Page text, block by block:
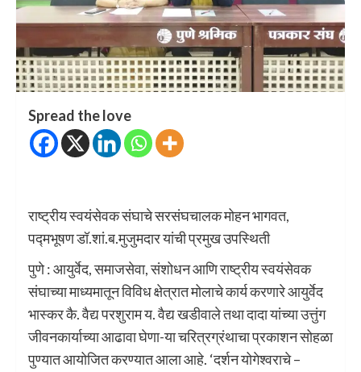
Spread the love
राष्ट्रीय स्वयंसेवक संघाचे सरसंघचालक मोहन भागवत,
पद्मभूषण डॉ.शां.ब.मुजुमदार यांची प्रमुख उपस्थिती
पुणे : आयुर्वेद, समाजसेवा, संशोधन आणि राष्ट्रीय स्वयंसेवक
संघाच्या माध्यमातून विविध क्षेत्रात मोलाचे कार्य करणारे आयुर्वेद
भास्कर कै. वैद्य परशुराम य. वैद्य खडीवाले तथा दादा यांच्या उत्तुंग
जीवनकार्याच्या आढावा घेणा-या चरित्रग्रंथाचा प्रकाशन सोहळा
पुण्यात आयोजित करण्यात आला आहे. ‘दर्शन योगेश्वराचे –